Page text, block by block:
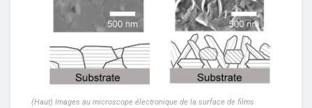
(Haut) Images au microscope électronique de la surface de films